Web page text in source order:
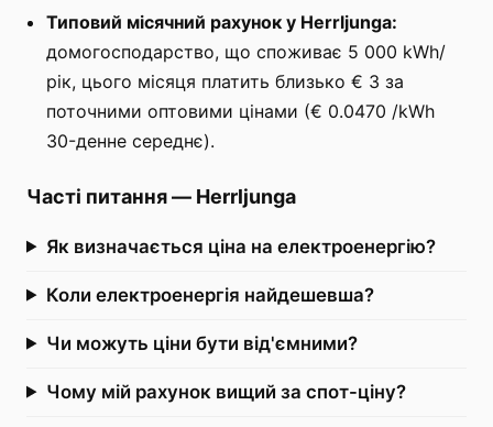
Типовий місячний рахунок у Herrljunga:
домогосподарство, що споживає 5 000 kWh/
рік, цього місяця платить близько € 3 за
поточними оптовими цінами (€ 0.0470 /kWh
30-денне середнє).
Часті питання— Herrljunga
Як визначається ціна на електроенергію?
Коли електроенергія найдешевша?
Чи можуть ціни бути від'ємними?
Чому мій рахунок вищий за спот-ціну?